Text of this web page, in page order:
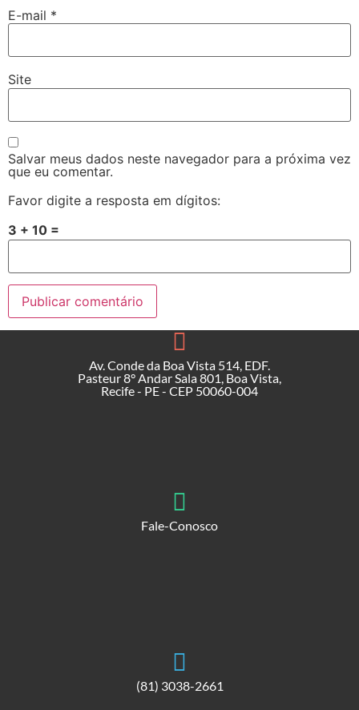
E-mail *
Site
Salvar meus dados neste navegador para a próxima vez
que eu comentar.
Favor digite a resposta em dígitos:
3 + 10 =
Av. Conde da Boa Vista 514, EDF.
Pasteur 8° Andar Sala 801, Boa Vista,
Recife - PE - CEP 50060-004
Fale-Conosco
(81) 3038-2661